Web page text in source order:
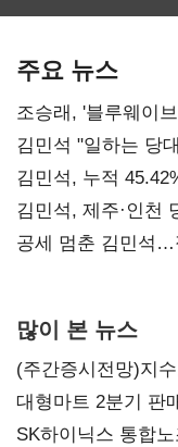
주요 뉴스
조승래, '블루웨이
통감"
김민석 "일하는 당
김민석, 누적
0.86%p(2보)
김민석, 제주·인천
공세 멈춘 김민석…
많이 본 뉴스
(주간증시전망)지
대형마트 2분기 판
SK하이닉스 통합